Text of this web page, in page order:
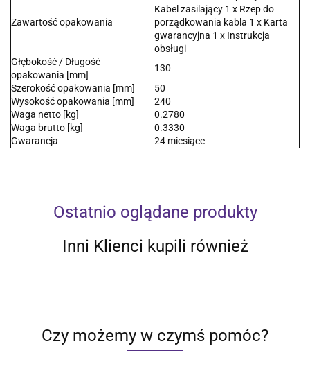
Zawartość opakowania
Kabel zasilający 1 x Rzep do
porządkowania kabla 1 x Karta
gwarancyjna 1 x Instrukcja
obsługi
Głębokość / Długość
opakowania [mm]
130
Szerokość opakowania [mm]
50
Wysokość opakowania [mm]
240
Waga netto [kg]
0.2780
Waga brutto [kg]
0.3330
Gwarancja
24 miesiące
Ostatnio oglądane produkty
Inni Klienci kupili również
Czy możemy w czymś pomóc?